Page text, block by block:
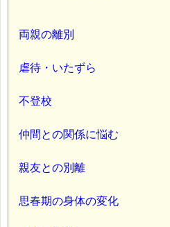
両親の離別
虐待・いたずら
不登校
仲間との関係に悩む
親友との別離
思春期の身体の変化